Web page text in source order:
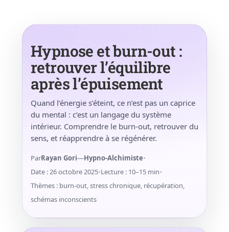
Hypnose et burn-out :
retrouver l’équilibre
après l’épuisement
Quand l’énergie s’éteint, ce n’est pas un caprice
du mental : c’est un langage du système
intérieur. Comprendre le burn-out, retrouver du
sens, et réapprendre à se régénérer.
ParRayan Gori—Hypno-Alchimiste•
Date : 26 octobre 2025•Lecture : 10–15 min•
Thèmes : burn-out, stress chronique, récupération,
schémas inconscients